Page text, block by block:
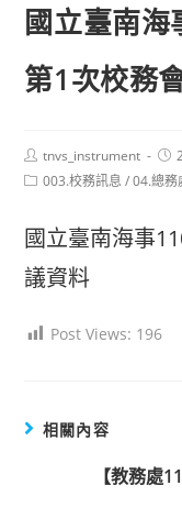
國立臺南
第1次校務
Post
author:
tnvs_instrument
Post
Post003.校務訊息 / 04.總務
國立臺南海事
議資料
Post Views: 196
相關內容
【教務處